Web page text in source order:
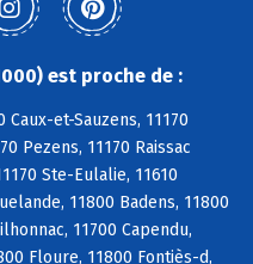
est proche de :
Caux-et-Sauzens, 11170
Pezens, 11170 Raissac
Ste-Eulalie, 11610
11800 Badens, 11800
11700 Capendu,
Floure, 11800 Fontiès-d,